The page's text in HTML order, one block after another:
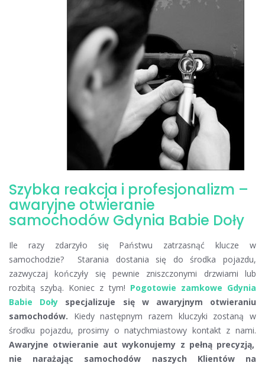
Szybka reakcja i profesjonalizm –
awaryjne otwieranie
samochodów Gdynia Babie Doły
Ile razy zdarzyło się Państwu zatrzasnąć klucze w
samochodzie? Starania dostania się do środka pojazdu,
zazwyczaj kończyły się pewnie zniszczonymi drzwiami lub
rozbitą szybą. Koniec z tym! Pogotowie zamkowe Gdynia
Babie Doły specjalizuje się w awaryjnym otwieraniu
samochodów. Kiedy następnym razem kluczyki zostaną w
środku pojazdu, prosimy o natychmiastowy kontakt z nami.
Awaryjne otwieranie aut wykonujemy z pełną precyzją,
nie narażając samochodów naszych Klientów na